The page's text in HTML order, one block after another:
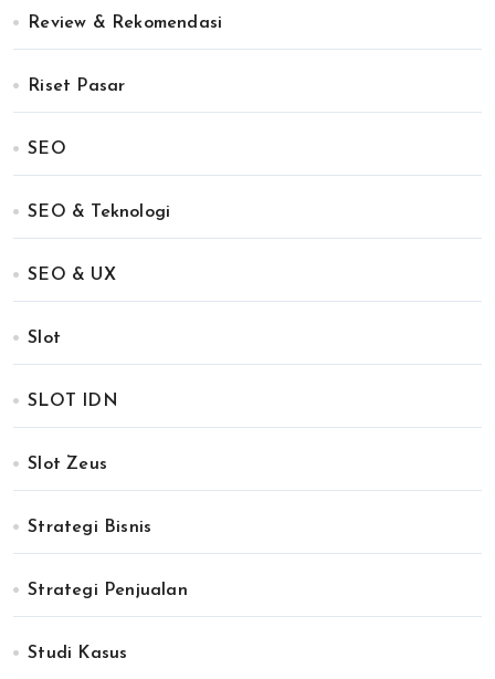
Review & Rekomendasi
Riset Pasar
SEO
SEO & Teknologi
SEO & UX
Slot
SLOT IDN
Slot Zeus
Strategi Bisnis
Strategi Penjualan
Studi Kasus